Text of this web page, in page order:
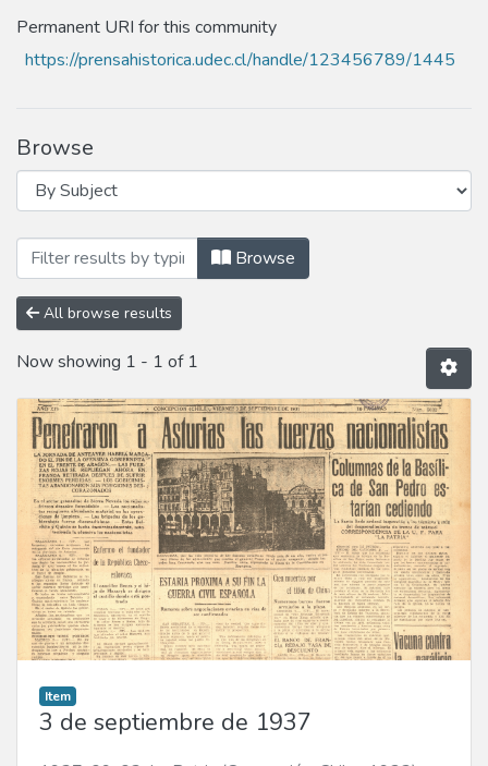
Permanent URI for this community
https://prensahistorica.udec.cl/handle/123456789/1445
Browse
Browsing Año 1937 by Subject "Liceo
Browse
All browse results
Now showing 1 - 1 of 1
Item
3 de septiembre de 1937